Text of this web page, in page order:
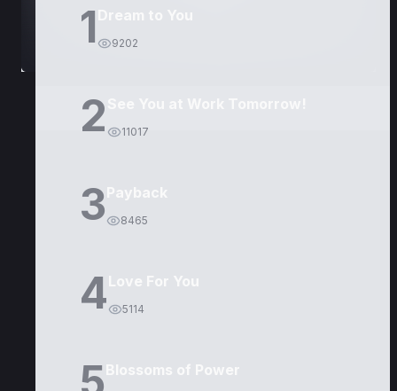
1 9202
2 11017
3Payback
8465
4Love For You
5114
Blossoms of Power